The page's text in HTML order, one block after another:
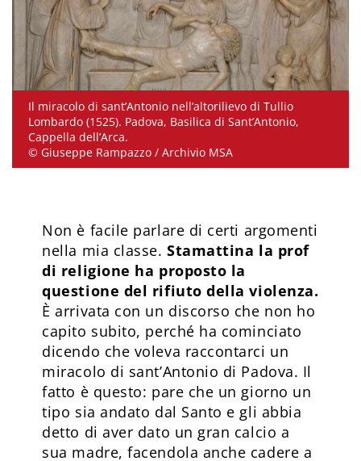
Il miracolo di sant’Antonio nell’altorilievo di Tullio
Lombardo (1525). Padova, Basilica di Sant’Antonio,
Cappella dell’Arca.
© Giuseppe Rampazzo / Archivio MSA
Non è facile parlare di certi argomenti
nella mia classe.Stamattina la prof
di religione ha proposto la
questione del rifiuto della violenza.
È arrivata con un discorso che non ho
capito subito, perché ha cominciato
dicendo che voleva raccontarci un
miracolo di sant’Antonio di Padova. Il
fatto è questo: pare che un giorno un
tipo sia andato dal Santo e gli abbia
detto di aver dato un gran calcio a
sua madre, facendola anche cadere a